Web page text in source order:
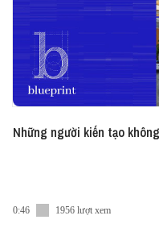
Những người kiến tạo
0:46 1956 lượt xem